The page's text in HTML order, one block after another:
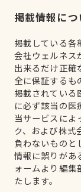
掲載情報につ
掲載している各
会社ウェルネス
出来るだけ正確
全に保証するも
掲載されている
に必ず該当の医
当サービスによ
ク、および株式
負わないものと
情報に誤りがあ
ォームより編集
たします。